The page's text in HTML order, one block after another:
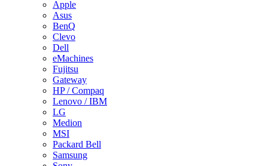
Apple
Asus
BenQ
Clevo
Dell
eMachines
Fujitsu
Gateway
HP / Compaq
Lenovo / IBM
LG
Medion
MSI
Packard Bell
Samsung